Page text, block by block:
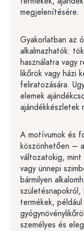
megjelenítésére.
Gyakorlatban az
alkalmazhatók:
használatra vagy
likőrök vagy házi
feliratozására.
elemek
ajándékkészletek
A motívumok és
köszönhetően –
változatokig, mint
vagy ünnepi
bármilyen
születésnapokról,
termékek,
személyes és